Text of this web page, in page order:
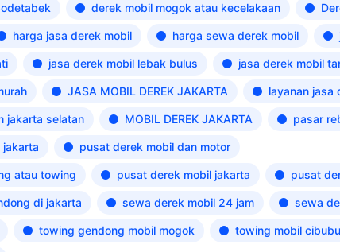
derek mobil mogok atau kecelakaan
harga jasa derek mobil harga sewa derek mobil
jasa derek mobil lebak bulus jasa derek mobil
JASA MOBIL DEREK JAKARTA layanan jasa
jakarta selatan MOBIL DEREK JAKARTA pasar
pusat derek mobil dan motor
atau towing pusat derek mobil jakarta pusat
di jakarta sewa derek mobil 24 jam sewa
towing gendong mobil mogok towing mobil